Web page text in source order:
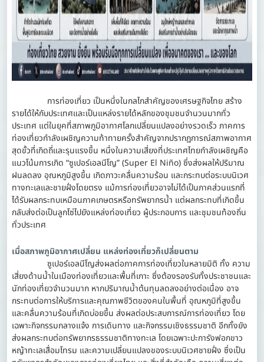
การท่องเที่ยว เป็นหนึ่งในกลไกสำคัญของเศรษฐกิจไทย สร้าง
รายได้ให้กับประเทศและเป็นแหล่งรายได้หลักของชุมชนจำนวนมากทั่ว
ประเทศ แต่ในยุคที่สภาพภูมิอากาศโลกเปลี่ยนแปลงอย่างรวดเร็ว ภาคการ
ท่องเที่ยวกำลังเผชิญความท้าทายครั้งสำคัญจากปรากฏการณ์สภาพอากาศ
สุดขั้วที่เกิดถี่และรุนแรงขึ้น หนึ่งในความเสี่ยงที่ประเทศไทยกำลังเผชิญคือ
แนวโน้มการเกิด “ซูเปอร์เอลนีโญ” (Super El Niño) ซึ่งส่งผลให้ปริมาณ
ฝนลดลง อุณหภูมิสูงขึ้น เกิดภาวะคลื่นความร้อน และกระทบต่อระบบนิเวศ
ทางทะเลและชายฝั่งโดยตรง แม้การท่องเที่ยวอาจไม่ได้เป็นภาคส่วนแรกที่
ได้รับผลกระทบเหมือนภาคเกษตรหรือทรัพยากรน้ำ แต่ผลกระทบที่เกิดขึ้น
กลับส่งต่อเป็นลูกโซ่ไปยังแหล่งท่องเที่ยว ผู้ประกอบการ และชุมชนท้องถิ่น
ทั่วประเทศ
เมื่อสภาพภูมิอากาศเปลี่ยน แหล่งท่องเที่ยวก็เปลี่ยนตาม
ซูเปอร์เอลนีโญส่งผลต่อภาคการท่องเที่ยวในหลายมิติ ทั้ง ความ
เสี่ยงด้านน้ำในเมืองท่องเที่ยวและพื้นที่เกาะ ซึ่งต้องรองรับทั้งประชาชนและ
นักท่องเที่ยวจำนวนมาก หากปริมาณน้ำต้นทุนลดลงอย่างต่อเนื่อง อาจ
กระทบต่อการให้บริการและคุณภาพชีวิตของคนในพื้นที่ อุณหภูมิที่สูงขึ้น
และคลื่นความร้อนที่เกิดบ่อยขึ้น ส่งผลต่อประสบการณ์การท่องเที่ยว โดย
เฉพาะกิจกรรมกลางแจ้ง การเดินทาง และกิจกรรมเชิงธรรมชาติ อีกทั้งยัง
ส่งผลกระทบต่อทรัพยากรธรรมชาติทางทะเล โดยเฉพาะปะการังฟอกขาว
หญ้าทะเลเสื่อมโทรม และความเปลี่ยนแปลงของระบบนิเวศชายฝั่ง ซึ่งเป็น